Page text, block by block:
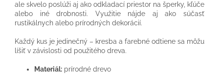
ale skvelo poslúži aj ako odkladací priestor na šperky, kľúče
alebo iné drobnosti. Využitie nájde aj ako súčasť
rustikálnych alebo prírodných dekorácií.
Každý kus je jedinečný – kresba a farebné odtiene sa môžu
líšiť v závislosti od použitého dreva.
Materiál: prírodné drevo